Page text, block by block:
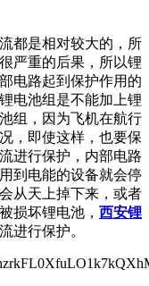
都是相对较大的，所
严重的后果，所以锂
电路起到保护作用的
电池组是不能加上锂
组，因为飞机在航行
，即使这样，也要保
进行保护，内部电路
到电能的设备就会停
从天上掉下来，或者
损坏锂电池， 西安锂
进行保护。